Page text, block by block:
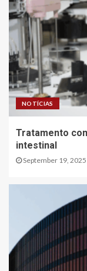
NOTÍCIAS
Tratamento
intestinal
September 19, 2025